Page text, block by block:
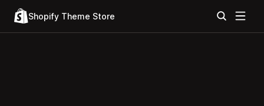
Shopify Theme Store